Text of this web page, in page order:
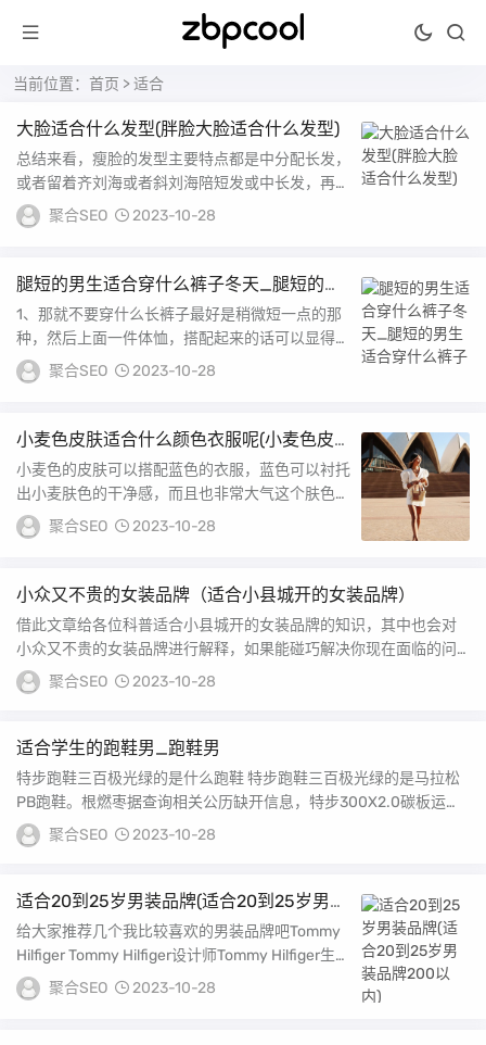
当前位置： 首页 > 适合
大脸适合什么发型(胖脸大脸适合什么发型)
总结来看，瘦脸的发型主要特点都是中分配长发，
或者留着齐刘海或者斜刘海陪短发或中长发，再将
发尾微微向内卷其实好看的发型还由很多，有些发
型只...
聚合SEO 2023-10-28
腿短的男生适合穿什么裤子冬天_腿短的男
生适合穿什么裤子
1、那就不要穿什么长裤子最好是稍微短一点的那
种，然后上面一件体恤，搭配起来的话可以显得稍
微腿长一点；搭配方案一直筒牛仔裤腿短的人裤腿
不宜...
聚合SEO 2023-10-28
小麦色皮肤适合什么颜色衣服呢(小麦色皮
肤适合什么颜色衣服)
小麦色的皮肤可以搭配蓝色的衣服，蓝色可以衬托
出小麦肤色的干净感，而且也非常大气这个肤色除
了可以搭配蓝衣服，也可以搭配浅蓝色，或者是白
色和...
聚合SEO 2023-10-28
小众又不贵的女装品牌（适合小县城开的女装品牌）
借此文章给各位科普适合小县城开的女装品牌的知识，其中也会对
小众又不贵的女装品牌进行解释，如果能碰巧解决你现在面临的问
题，别忘了关注本站，...
聚合SEO 2023-10-28
适合学生的跑鞋男_跑鞋男
特步跑鞋三百极光绿的是什么跑鞋 特步跑鞋三百极光绿的是马拉松
PB跑鞋。根燃枣据查询相关公历缺开信息，特步300X2.0碳板运动
鞋男跑步鞋...
聚合SEO 2023-10-28
适合20到25岁男装品牌(适合20到25岁男装
品牌200以内)
给大家推荐几个我比较喜欢的男装品牌吧Tommy
Hilfiger Tommy Hilfiger设计师Tommy Hilfiger生于
19... 聚合SEO 2023-10-28